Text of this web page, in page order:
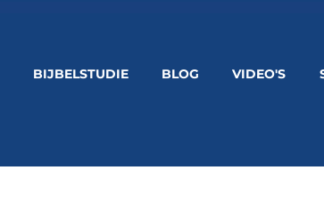
BIJBELSTUDIE BLOG VIDEO'S